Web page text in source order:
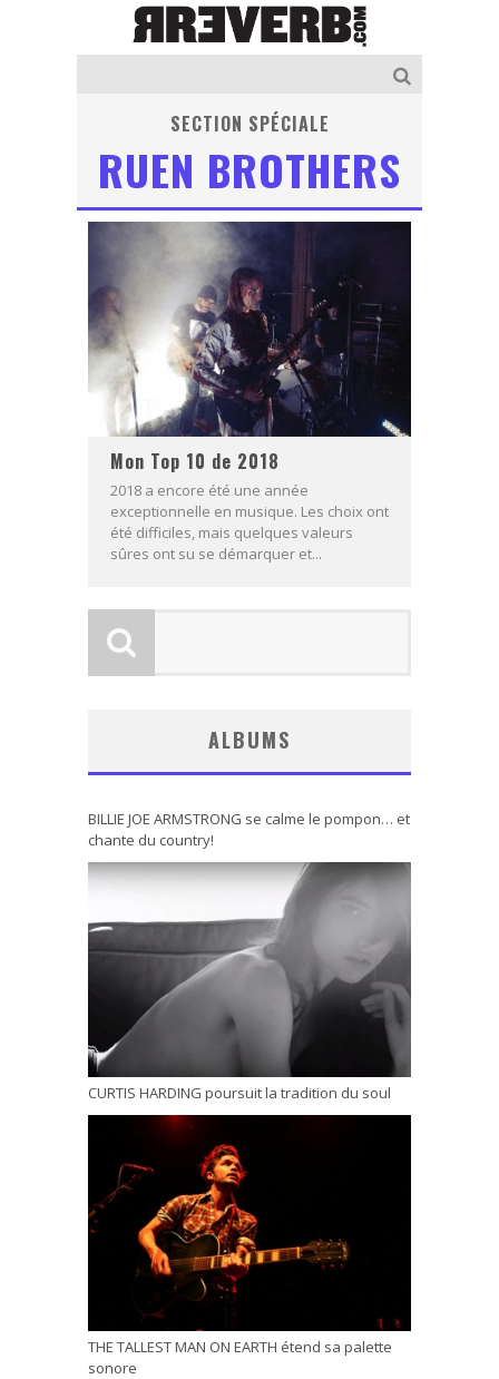
SECTION SPÉCIALE
RUEN BROTHERS
Mon Top 10 de 2018
2018 a encore été une année
exceptionnelle en musique. Les choix ont
été difficiles, mais quelques valeurs
sûres ont su se démarquer et...
ALBUMS
BILLIE JOE ARMSTRONG se calme le pompon… et
chante du country!
CURTIS HARDING poursuit la tradition du soul
THE TALLEST MAN ON EARTH étend sa palette
sonore